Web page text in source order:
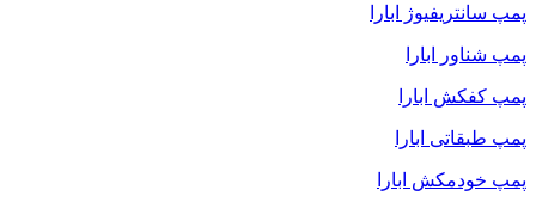
پمپ سانتریفیوژ ابارا
پمپ شناور ابارا
پمپ کفکش ابارا
پمپ طبقاتی ابارا
پمپ خودمکش ابارا